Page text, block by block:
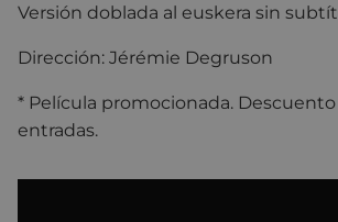
Versión doblada al euskera sin
Dirección: Jérémie Degruson
* Película promocionada. Descuento
entradas.